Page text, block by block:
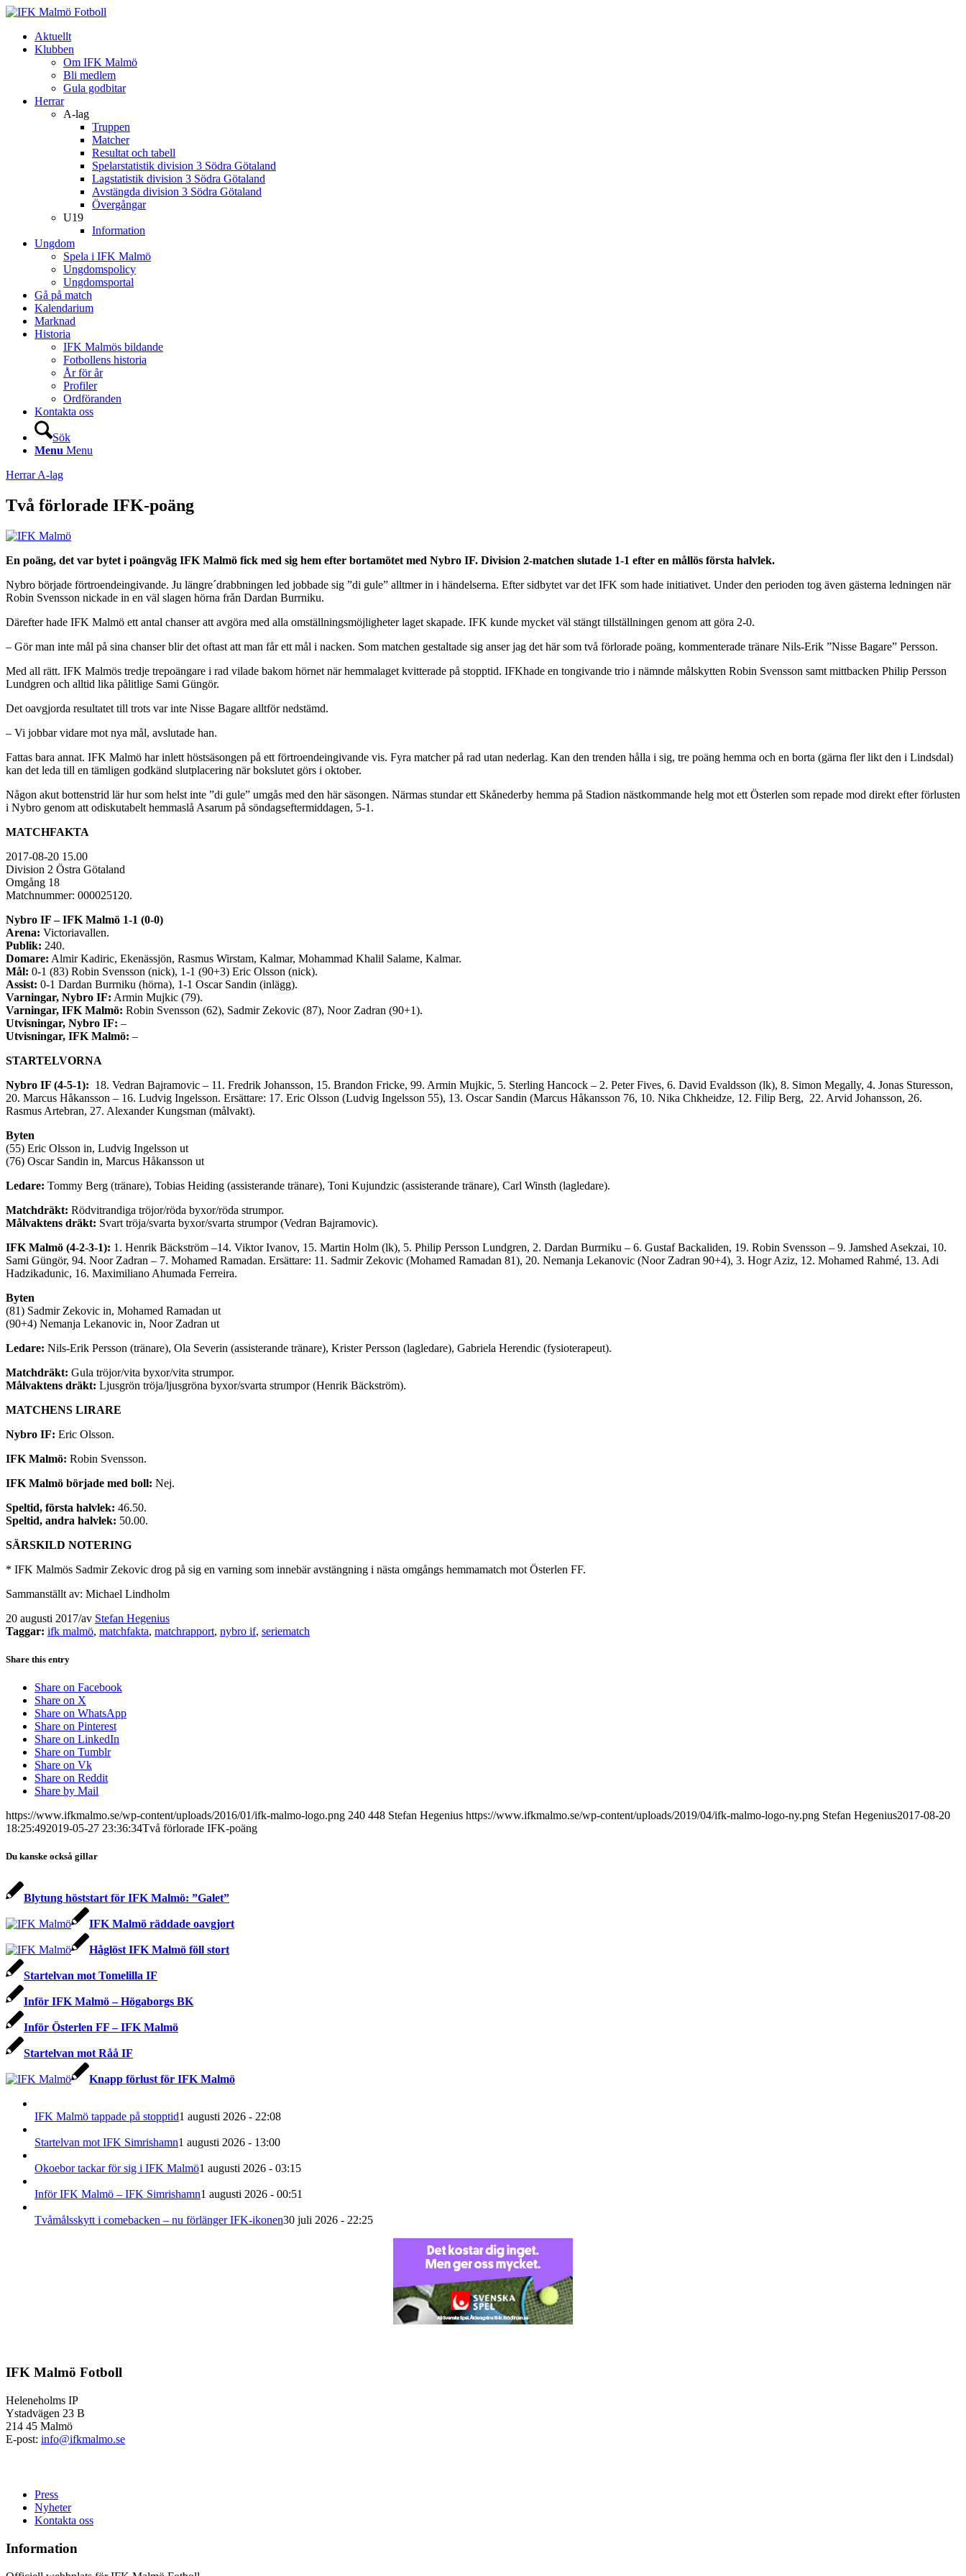
Aktuellt
Klubben
Om IFK Malmö
Bli medlem
Gula godbitar
Herrar
A-lag
Truppen
Matcher
Resultat och tabell
Spelarstatistik division 3 Södra Götaland
Lagstatistik division 3 Södra Götaland
Avstängda division 3 Södra Götaland
Övergångar
U19
Information
Ungdom
Spela i IFK Malmö
Ungdomspolicy
Ungdomsportal
Gå på match
Kalendarium
Marknad
Historia
IFK Malmös bildande
Fotbollens historia
År för år
Profiler
Ordföranden
Kontakta oss
Sök
Menu Menu
Herrar A-lag
Två förlorade IFK-poäng
En poäng, det var bytet i poängväg IFK Malmö fick med sig hem efter bortamötet med Nybro IF. Division 2-matchen slutade 1-1 efter en mållös första halvlek.
Nybro började förtroendeingivande. Ju längre´drabbningen led jobbade sig ”di gule” alltmer in i händelserna. Efter sidbytet var det IFK som hade initiativet. Under den perioden tog även gästerna ledningen när
Robin Svensson nickade in en väl slagen hörna från Dardan Burrniku.
Därefter hade IFK Malmö ett antal chanser att avgöra med alla omställningsmöjligheter laget skapade. IFK kunde mycket väl stängt tillställningen genom att göra 2-0.
– Gör man inte mål på sina chanser blir det oftast att man får ett mål i nacken. Som matchen gestaltade sig anser jag det här som två förlorade poäng, kommenterade tränare Nils-Erik ”Nisse Bagare” Persson.
Med all rätt. IFK Malmös tredje trepoängare i rad vilade bakom hörnet när hemmalaget kvitterade på stopptid. IFKhade en tongivande trio i nämnde målskytten Robin Svensson samt mittbacken Philip Persson
Lundgren och alltid lika pålitlige Sami Güngör.
Det oavgjorda resultatet till trots var inte Nisse Bagare alltför nedstämd.
– Vi jobbar vidare mot nya mål, avslutade han.
Fattas bara annat. IFK Malmö har inlett höstsäsongen på ett förtroendeingivande vis. Fyra matcher på rad utan nederlag. Kan den trenden hålla i sig, tre poäng hemma och en borta (gärna fler likt den i Lindsdal)
kan det leda till en tämligen godkänd slutplacering när bokslutet görs i oktober.
Någon akut bottenstrid lär hur som helst inte ”di gule” umgås med den här säsongen. Närmas stundar ett Skånederby hemma på Stadion nästkommande helg mot ett Österlen som repade mod direkt efter förlusten
i Nybro genom att odiskutabelt hemmaslå Asarum på söndagseftermiddagen, 5-1.
MATCHFAKTA
2017-08-20 15.00
Division 2 Östra Götaland
Omgång 18
Matchnummer: 000025120.
Nybro IF – IFK Malmö 1-1 (0-0)
Arena: Victoriavallen.
Publik: 240.
Domare: Almir Kadiric, Ekenässjön, Rasmus Wirstam, Kalmar, Mohammad Khalil Salame, Kalmar.
Mål: 0-1 (83) Robin Svensson (nick), 1-1 (90+3) Eric Olsson (nick).
Assist: 0-1 Dardan Burrniku (hörna), 1-1 Oscar Sandin (inlägg).
Varningar, Nybro IF: Armin Mujkic (79).
Varningar, IFK Malmö: Robin Svensson (62), Sadmir Zekovic (87), Noor Zadran (90+1).
Utvisningar, Nybro IF: –
Utvisningar, IFK Malmö: –
STARTELVORNA
Nybro IF (4-5-1): 18. Vedran Bajramovic – 11. Fredrik Johansson, 15. Brandon Fricke, 99. Armin Mujkic, 5. Sterling Hancock – 2. Peter Fives, 6. David Evaldsson (lk), 8. Simon Megally, 4. Jonas Sturesson,
20. Marcus Håkansson – 16. Ludvig Ingelsson. Ersättare: 17. Eric Olsson (Ludvig Ingelsson 55), 13. Oscar Sandin (Marcus Håkansson 76, 10. Nika Chkheidze, 12. Filip Berg, 22. Arvid Johansson, 26.
Rasmus Artebran, 27. Alexander Kungsman (målvakt).
Byten
(55) Eric Olsson in, Ludvig Ingelsson ut
(76) Oscar Sandin in, Marcus Håkansson ut
Ledare: Tommy Berg (tränare), Tobias Heiding (assisterande tränare), Toni Kujundzic (assisterande tränare), Carl Winsth (lagledare).
Matchdräkt: Rödvitrandiga tröjor/röda byxor/röda strumpor.
Målvaktens dräkt: Svart tröja/svarta byxor/svarta strumpor (Vedran Bajramovic).
IFK Malmö (4-2-3-1): 1. Henrik Bäckström –14. Viktor Ivanov, 15. Martin Holm (lk), 5. Philip Persson Lundgren, 2. Dardan Burrniku – 6. Gustaf Backaliden, 19. Robin Svensson – 9. Jamshed Asekzai, 10.
Sami Güngör, 94. Noor Zadran – 7. Mohamed Ramadan. Ersättare: 11. Sadmir Zekovic (Mohamed Ramadan 81), 20. Nemanja Lekanovic (Noor Zadran 90+4), 3. Hogr Aziz, 12. Mohamed Rahmé, 13. Adi
Hadzikadunic, 16. Maximiliano Ahumada Ferreira.
Byten
(81) Sadmir Zekovic in, Mohamed Ramadan ut
(90+4) Nemanja Lekanovic in, Noor Zadran ut
Ledare: Nils-Erik Persson (tränare), Ola Severin (assisterande tränare), Krister Persson (lagledare), Gabriela Herendic (fysioterapeut).
Matchdräkt: Gula tröjor/vita byxor/vita strumpor.
Målvaktens dräkt: Ljusgrön tröja/ljusgröna byxor/svarta strumpor (Henrik Bäckström).
MATCHENS LIRARE
Nybro IF: Eric Olsson.
IFK Malmö: Robin Svensson.
IFK Malmö började med boll: Nej.
Speltid, första halvlek: 46.50.
Speltid, andra halvlek: 50.00.
SÄRSKILD NOTERING
* IFK Malmös Sadmir Zekovic drog på sig en varning som innebär avstängning i nästa omgångs hemmamatch mot Österlen FF.
Sammanställt av: Michael Lindholm
20 augusti 2017/av Stefan Hegenius
Taggar: ifk malmö, matchfakta, matchrapport, nybro if, seriematch
Share this entry
Share on Facebook
Share on X
Share on WhatsApp
Share on Pinterest
Share on LinkedIn
Share on Tumblr
Share on Vk
Share on Reddit
Share by Mail
https://www.ifkmalmo.se/wp-content/uploads/2016/01/ifk-malmo-logo.png 240 448 Stefan Hegenius https://www.ifkmalmo.se/wp-content/uploads/2019/04/ifk-malmo-logo-ny.png Stefan Hegenius2017-08-20
18:25:492019-05-27 23:36:34Två förlorade IFK-poäng
Du kanske också gillar
Blytung höststart för IFK Malmö: ”Galet”
IFK Malmö räddade oavgjort
Håglöst IFK Malmö föll stort
Startelvan mot Tomelilla IF
Inför IFK Malmö – Högaborgs BK
Inför Österlen FF – IFK Malmö
Startelvan mot Råå IF
Knapp förlust för IFK Malmö
IFK Malmö tappade på stopptid1 augusti 2026 - 22:08
Startelvan mot IFK Simrishamn1 augusti 2026 - 13:00
Okoebor tackar för sig i IFK Malmö1 augusti 2026 - 03:15
Inför IFK Malmö – IFK Simrishamn1 augusti 2026 - 00:51
Tvåmålsskytt i comebacken – nu förlänger IFK-ikonen30 juli 2026 - 22:25
IFK Malmö Fotboll
Heleneholms IP
Ystadvägen 23 B
214 45 Malmö
E-post: info@ifkmalmo.se
Press
Nyheter
Kontakta oss
Information